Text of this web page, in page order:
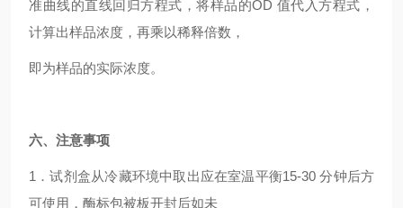
准曲线的直线回归方程式，将样品的OD 值代入方程式，
计算出样品浓度，再乘以稀释倍数，
即为样品的实际浓度。
六、注意事项
1．试剂盒从冷藏环境中取出应在室温平衡15-30 分钟后方
可使用，酶标包被板开封后如未